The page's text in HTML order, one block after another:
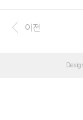
사용되는 필드는 키
음과 같다. 리스트 : 하
이전